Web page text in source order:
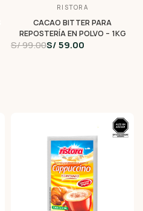
RISTORA
CACAO BITTER PARA
REPOSTERÍA EN POLVO – 1KG
S/ 99.00S/ 59.00